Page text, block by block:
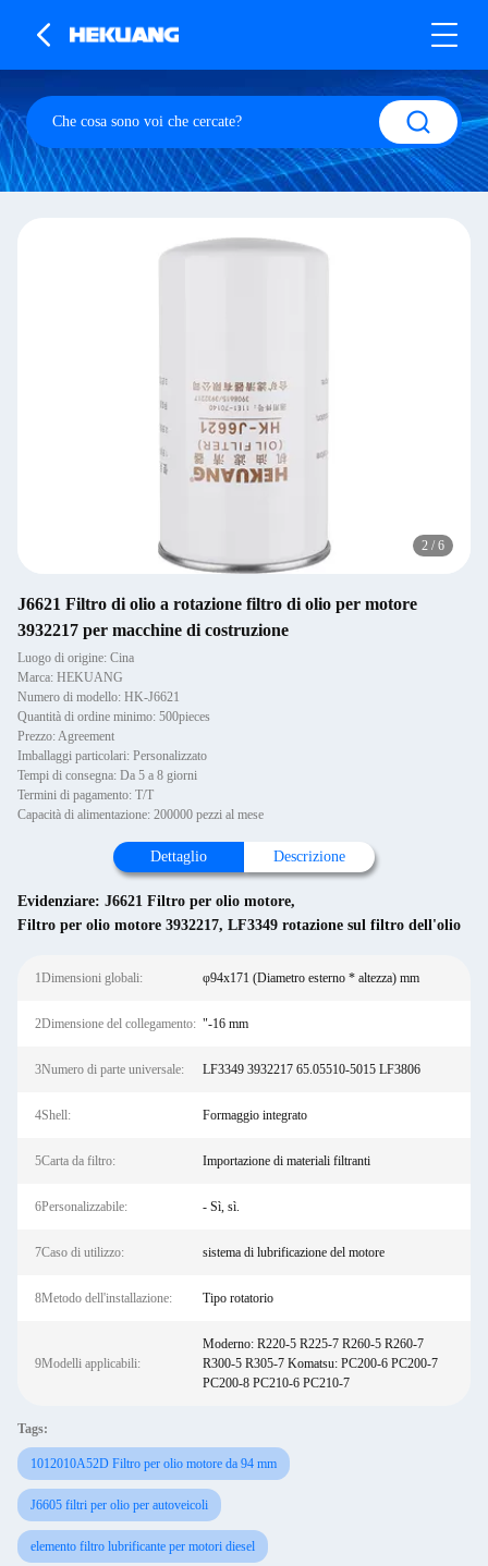
2 / 6
J6621 Filtro di olio a rotazione filtro di olio per motore
3932217 per macchine di costruzione
Luogo di origine: Cina
Marca: HEKUANG
Numero di modello: HK-J6621
Quantità di ordine minimo: 500pieces
Prezzo: Agreement
Imballaggi particolari: Personalizzato
Tempi di consegna: Da 5 a 8 giorni
Termini di pagamento: T/T
Capacità di alimentazione: 200000 pezzi al mese
Dettaglio Descrizione
Evidenziare: J6621 Filtro per olio motore,
Filtro per olio motore 3932217, LF3349 rotazione sul filtro dell'olio
1Dimensioni globali: φ94x171 (Diametro esterno * altezza) mm
2Dimensione del collegamento: "-16 mm
3Numero di parte universale: LF3349 3932217 65.05510-5015 LF3806
4Shell: Formaggio integrato
5Carta da filtro: Importazione di materiali filtranti
6Personalizzabile: - Sì, sì.
7Caso di utilizzo: sistema di lubrificazione del motore
8Metodo dell'installazione: Tipo rotatorio
9Modelli applicabili:
Moderno: R220-5 R225-7 R260-5 R260-7
R300-5 R305-7 Komatsu: PC200-6 PC200-7
PC200-8 PC210-6 PC210-7
Tags:
1012010A52D Filtro per olio motore da 94 mm
J6605 filtri per olio per autoveicoli
elemento filtro lubrificante per motori diesel